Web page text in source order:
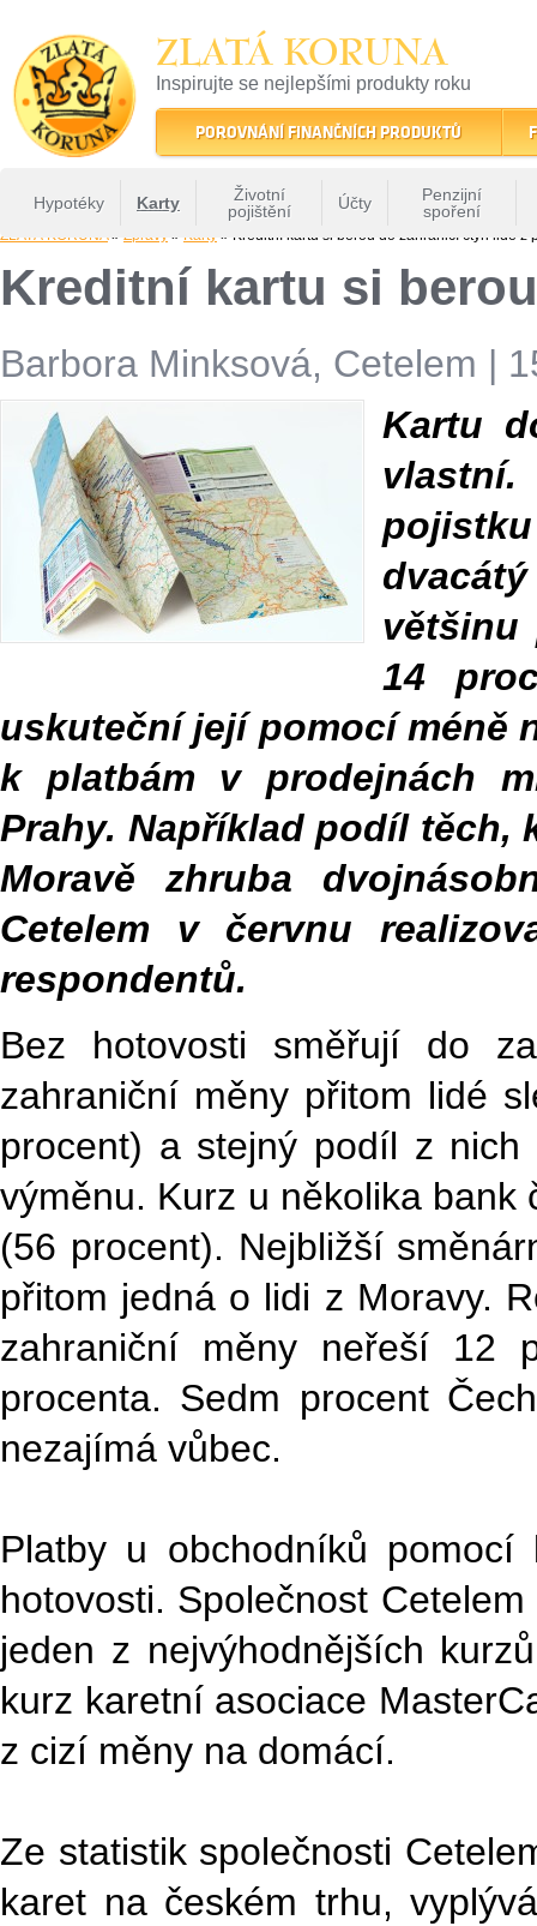
ZLATÁ KORUNA
Inspirujte se nejlepšími produkty roku
22 let tradice a kvality na finančním trhu
POROVNÁNÍ FINANČNÍCH PRODUKTŮ
Hypotéky Karty
Životní
pojištění
Účty
Penzijní
spoření
ZLATÁ KORUNA» Zprávy » Karty » Kreditní kartu si berou do zahraničí čtyři lidé z
Kreditní kartu si
Barbora Minksová, Cetelem |
Kartu
vlastní.
většinu
14
uskuteční její pomocí méně
k platbám v prodejnách
Prahy. Například podíl těch,
Moravě zhruba
Cetelem v červnu
respondentů.
Bez hotovosti směřují do
zahraniční měny přitom lidé
procent) a stejný podíl z
výměnu. Kurz u několika
(56 procent). Nejbližší
přitom jedná o lidi z Moravy.
zahraniční měny neřeší 12
procenta. Sedm procent
nezajímá vůbec.
Platby u obchodníků
hotovosti. Společnost
jeden z nejvýhodnějších
kurz karetní asociace
z cizí měny na domácí.
Ze statistik společnosti
karet na českém trhu,